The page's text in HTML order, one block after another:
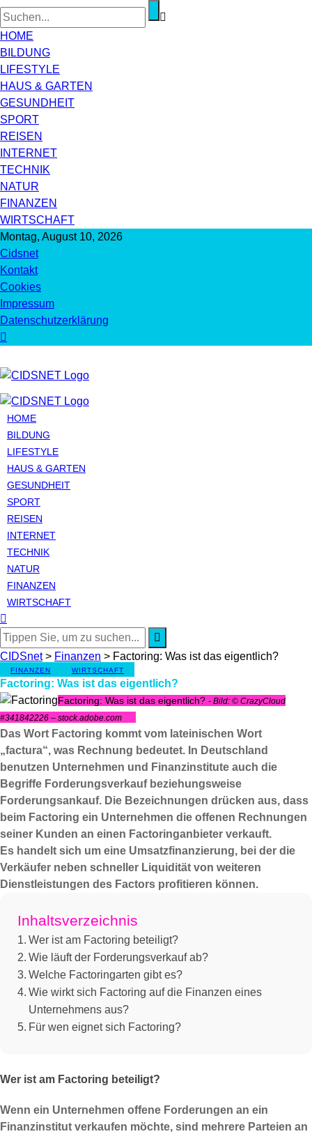
HOME
BILDUNG
LIFESTYLE
HAUS & GARTEN
GESUNDHEIT
SPORT
REISEN
INTERNET
TECHNIK
NATUR
FINANZEN
WIRTSCHAFT
Montag, August 10, 2026
Cidsnet
Kontakt
Cookies
Impressum
Datenschutzerklärung
HOME
BILDUNG
LIFESTYLE
HAUS & GARTEN
GESUNDHEIT
SPORT
REISEN
INTERNET
TECHNIK
NATUR
FINANZEN
WIRTSCHAFT
CIDSnet> Finanzen > Factoring: Was ist das eigentlich?
FINANZEN WIRTSCHAFT
Factoring: Was ist das eigentlich?
Factoring: Was ist das eigentlich? - Bild: © CrazyCloud
#341842226 – stock.adobe.com
Das Wort Factoring kommt vom lateinischen Wort
„factura“, was Rechnung bedeutet. In Deutschland
benutzen Unternehmen und Finanzinstitute auch die
Begriffe Forderungsverkauf beziehungsweise
Forderungsankauf. Die Bezeichnungen drücken aus, dass
beim Factoring ein Unternehmen die offenen Rechnungen
seiner Kunden an einen Factoringanbieter verkauft.
Es handelt sich um eine Umsatzfinanzierung, bei der die
Verkäufer neben schneller Liquidität von weiteren
Dienstleistungen des Factors profitieren können.
Inhaltsverzeichnis
Wer ist am Factoring beteiligt?
Wie läuft der Forderungsverkauf ab?
Welche Factoringarten gibt es?
Wie wirkt sich Factoring auf die Finanzen eines
Unternehmens aus?
Für wen eignet sich Factoring?
Wer ist am Factoring beteiligt?
Wenn ein Unternehmen offene Forderungen an ein
Finanzinstitut verkaufen möchte, sind mehrere Parteien an